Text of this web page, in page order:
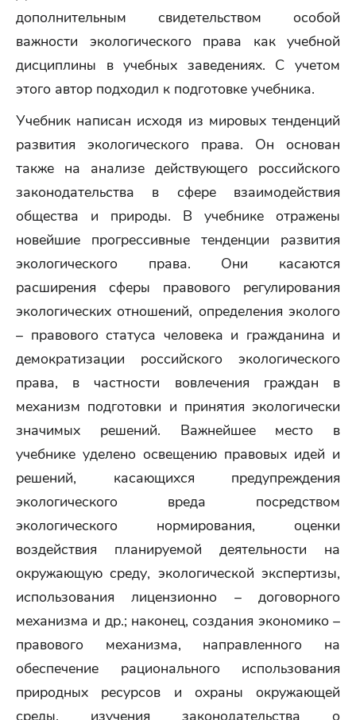
дополнительным свидетельством особой
важности экологического права как учебной
дисциплины в учебных заведениях. С учетом
этого автор подходил к подготовке учебника.
Учебник написан исходя из мировых тенденций
развития экологического права. Он основан
также на анализе действующего российского
законодательства в сфере взаимодействия
общества и природы. В учебнике отражены
новейшие прогрессивные тенденции развития
экологического права. Они касаются
расширения сферы правового регулирования
экологических отношений, определения эколого
– правового статуса человека и гражданина и
демократизации российского экологического
права, в частности вовлечения граждан в
механизм подготовки и принятия экологически
значимых решений. Важнейшее место в
учебнике уделено освещению правовых идей и
решений, касающихся предупреждения
экологического вреда посредством
экологического нормирования, оценки
воздействия планируемой деятельности на
окружающую среду, экологической экспертизы,
использования лицензионно – договорного
механизма и др.; наконец, создания экономико –
правового механизма, направленного на
обеспечение рационального использования
природных ресурсов и охраны окружающей
среды, изучения законодательства о